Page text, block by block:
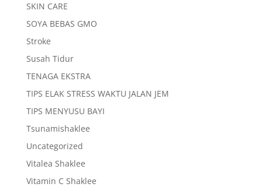
SKIN CARE
SOYA BEBAS GMO
Stroke
Susah Tidur
TENAGA EKSTRA
TIPS ELAK STRESS WAKTU JALAN JEM
TIPS MENYUSU BAYI
Tsunamishaklee
Uncategorized
Vitalea Shaklee
Vitamin C Shaklee